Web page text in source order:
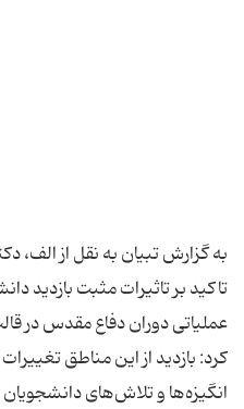
به گزارش تبیان به نقل از الف،
تاکید بر تاثیرات مثبت بازدید
عملیاتی دوران دفاع مقدس در
کرد: بازدید از این مناطق تغییرات
انگیزه‌ها و تلاش‌های